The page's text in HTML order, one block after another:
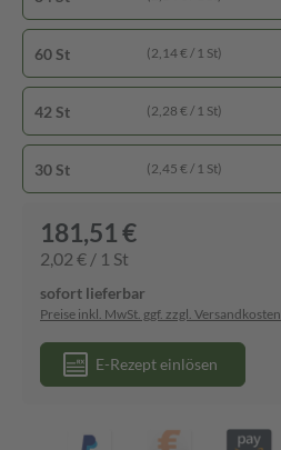
60 St (2,14 € / 1 St)
42 St (2,28 € / 1 St)
30 St (2,45 € / 1 St)
181,51 €
2,02 € / 1 St
sofort lieferbar
Preise inkl. MwSt. ggf. zzgl. Versandkosten
E-Rezept einlösen